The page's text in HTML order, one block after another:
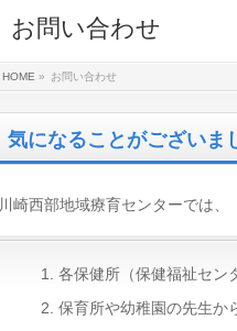
お問い合わせ
HOME » お問い合わせ
気になることがございま
川崎西部地域療育センターでは、
各保健所（保健福祉セン
保育所や幼稚園の先生か